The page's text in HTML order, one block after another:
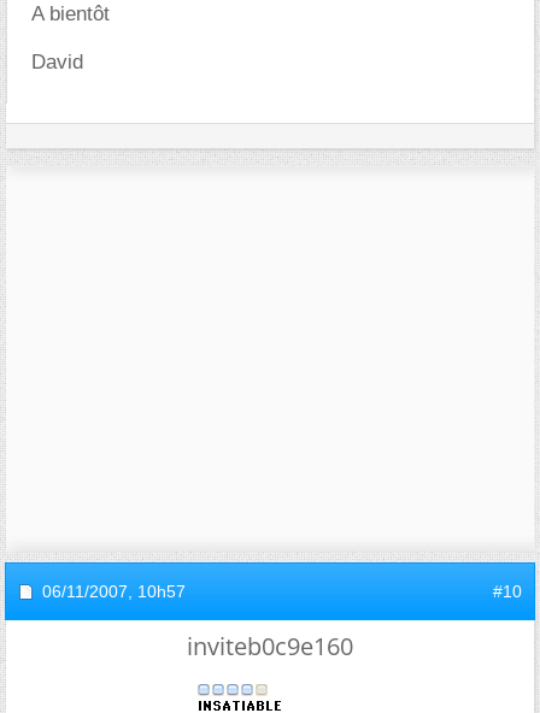
A bientôt
David
06/11/2007, 10h57 #10
inviteb0c9e160